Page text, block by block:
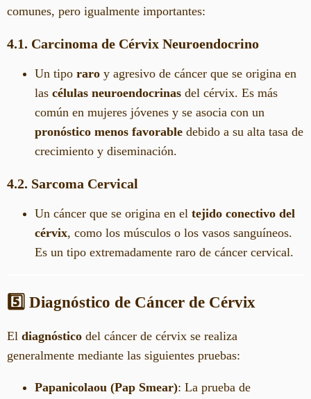
comunes, pero igualmente importantes:
4.1. Carcinoma de Cérvix Neuroendocrino
Un tipo raro y agresivo de cáncer que se origina en
las células neuroendocrinas del cérvix. Es más
común en mujeres jóvenes y se asocia con un
pronóstico menos favorable debido a su alta tasa de
crecimiento y diseminación.
4.2. Sarcoma Cervical
Un cáncer que se origina en el tejido conectivo del
cérvix, como los músculos o los vasos sanguíneos.
Es un tipo extremadamente raro de cáncer cervical.
5️⃣ Diagnóstico de Cáncer de Cérvix
El diagnóstico del cáncer de cérvix se realiza
generalmente mediante las siguientes pruebas:
Papanicolaou (Pap Smear): La prueba de